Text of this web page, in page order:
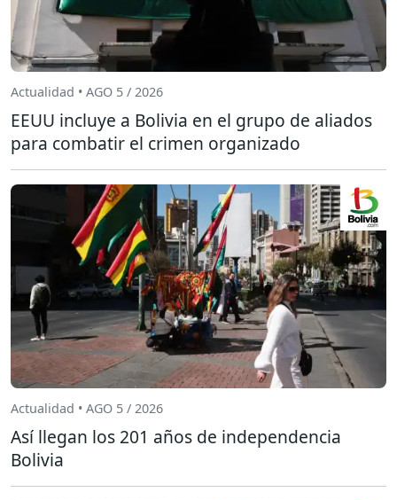
Actualidad • AGO 5 / 2026
EEUU incluye a Bolivia en el grupo de aliados
para combatir el crimen organizado
Actualidad • AGO 5 / 2026
Así llegan los 201 años de independencia
Bolivia